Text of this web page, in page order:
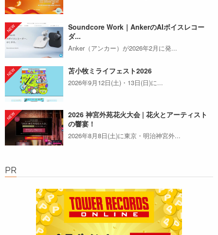
Soundcore Work｜AnkerのAIボイスレコー
ダ...
Anker（アンカー）が2026年2月に発...
苫小牧ミライフェスト2026
2026年9月12日(土)・13日(日)に...
2026 神宮外苑花火大会 | 花火とアーティスト
の響宴！
2026年8月8日(土)に東京・明治神宮外...
PR